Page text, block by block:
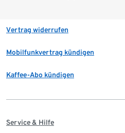
Vertrag widerrufen
Mobilfunkvertrag kündigen
Kaffee-Abo kündigen
Service & Hilfe